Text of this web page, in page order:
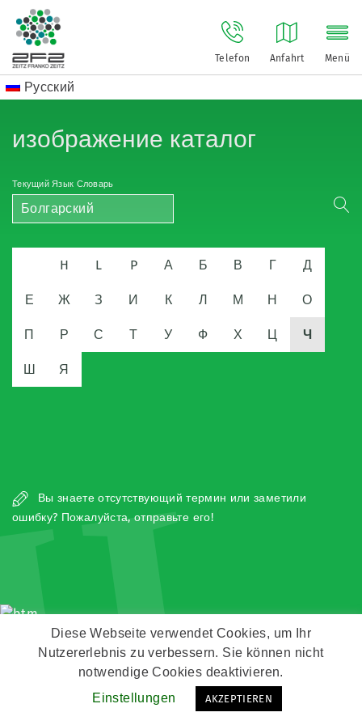
Menü
Telefon Anfahrt
Русский
изображение каталог
Текущий Язык Словарь
Болгарский
H L P А Б В Г Д
Е Ж З И К Л М Н О
П Р С Т У Ф Х Ц Ч
Ш Я
Вы знаете отсутствующий термин или заметили
ошибку? Пожалуйста, отправьте его!
Copyright © Zeitz Franko Zeitz
Kontakt Impressum Datenschutz
Diese Webseite verwendet Cookies, um Ihr
Nutzererlebnis zu verbessern. Sie können nicht
notwendige Cookies deaktivieren.
Einstellungen
AKZEPTIEREN